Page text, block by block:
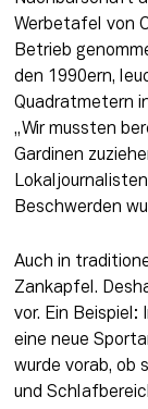
Werbetafel von
Betrieb
den 1990ern,
Quadratmetern
„Wir mussten
Gardinen
Beschwerden
Auch in
Zankapfel.
vor. Ein Beispiel:
eine neue
wurde vorab, ob
und